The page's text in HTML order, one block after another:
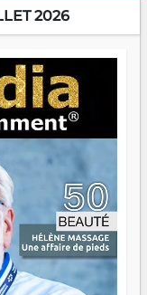
de décrocher le
Elia rafle le Prix
oui, on pourrait
satisfait. Mais ce
La fougue, ça
flamme sans
consumer. C'est
pour reprendre le
récifs. Les jeunes
comme on dit. Ce
une question
aussi vos échecs.
mieux que
la barque avance.
rame dans le
2026